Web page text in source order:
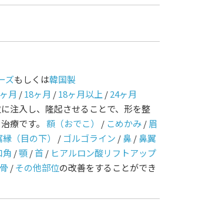
ズもしくは韓国製
月 /18ヶ月 /18ヶ月以上 /24ヶ月
注入し、隆起させることで、形を整
療です。 額（おでこ） / こめかみ/眉
（目の下） / ゴルゴライン /鼻/鼻翼
角 /顎/首/ ヒアルロン酸リフトアップ
/その他部位の改善をすることができ